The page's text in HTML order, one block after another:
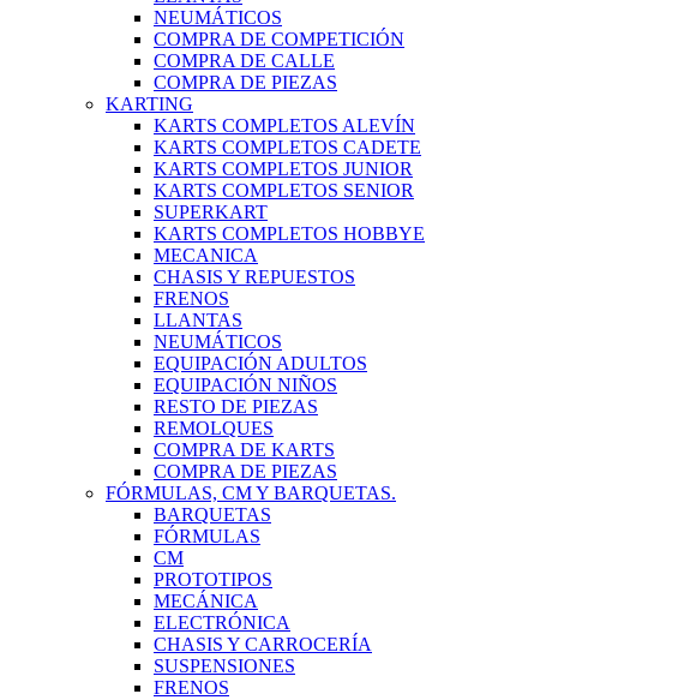
NEUMÁTICOS
COMPRA DE COMPETICIÓN
COMPRA DE CALLE
COMPRA DE PIEZAS
KARTING
KARTS COMPLETOS ALEVÍN
KARTS COMPLETOS CADETE
KARTS COMPLETOS JUNIOR
KARTS COMPLETOS SENIOR
SUPERKART
KARTS COMPLETOS HOBBYE
MECANICA
CHASIS Y REPUESTOS
FRENOS
LLANTAS
NEUMÁTICOS
EQUIPACIÓN ADULTOS
EQUIPACIÓN NIÑOS
RESTO DE PIEZAS
REMOLQUES
COMPRA DE KARTS
COMPRA DE PIEZAS
FÓRMULAS, CM Y BARQUETAS.
BARQUETAS
FÓRMULAS
CM
PROTOTIPOS
MECÁNICA
ELECTRÓNICA
CHASIS Y CARROCERÍA
SUSPENSIONES
FRENOS